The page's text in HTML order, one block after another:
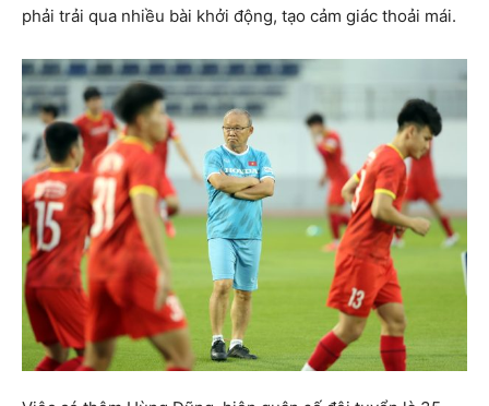
phải trải qua nhiều bài khởi động, tạo cảm giác thoải mái.